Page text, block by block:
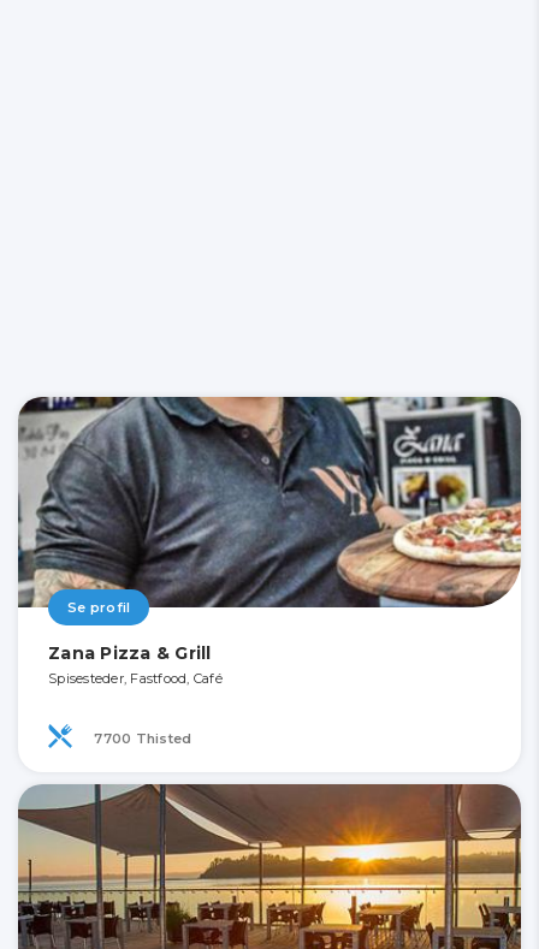
Se profil
Zana Pizza & Grill
Spisesteder, Fastfood, Café
7700 Thisted